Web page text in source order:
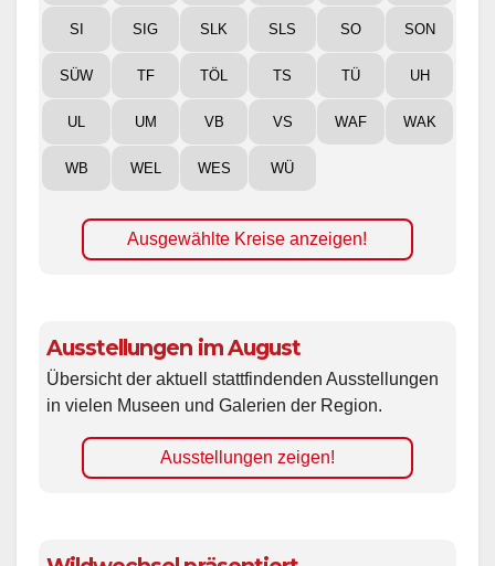
SI SIG SLK SLS SO SON
SÜW TF TÖL TS TÜ UH
UL UM VB VS WAF WAK
WB WEL WES WÜ
Ausgewählte Kreise anzeigen!
Ausstellungen im August
Übersicht der aktuell stattfindenden Ausstellungen
in vielen Museen und Galerien der Region.
Ausstellungen zeigen!